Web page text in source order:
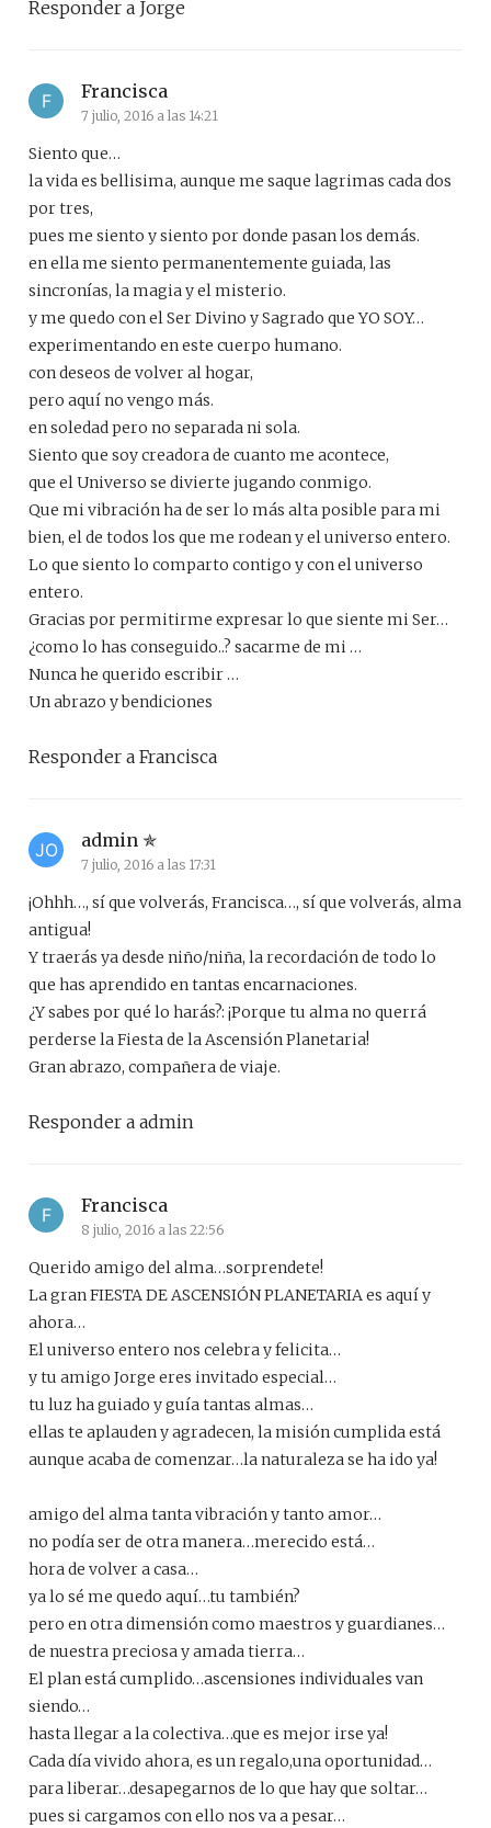
Responder a Jorge
Francisca
7 julio, 2016 a las 14:21
Siento que…
la vida es bellisima, aunque me saque lagrimas cada dos
por tres,
pues me siento y siento por donde pasan los demás.
en ella me siento permanentemente guiada, las
sincronías, la magia y el misterio.
y me quedo con el Ser Divino y Sagrado que YO SOY…
experimentando en este cuerpo humano.
con deseos de volver al hogar,
pero aquí no vengo más.
en soledad pero no separada ni sola.
Siento que soy creadora de cuanto me acontece,
que el Universo se divierte jugando conmigo.
Que mi vibración ha de ser lo más alta posible para mi
bien, el de todos los que me rodean y el universo entero.
Lo que siento lo comparto contigo y con el universo
entero.
Gracias por permitirme expresar lo que siente mi Ser…
¿como lo has conseguido..? sacarme de mi …
Nunca he querido escribir …
Un abrazo y bendiciones
Responder a Francisca
admin
7 julio, 2016 a las 17:31
¡Ohhh…, sí que volverás, Francisca…, sí que volverás, alma
antigua!
Y traerás ya desde niño/niña, la recordación de todo lo
que has aprendido en tantas encarnaciones.
¿Y sabes por qué lo harás?: ¡Porque tu alma no querrá
perderse la Fiesta de la Ascensión Planetaria!
Gran abrazo, compañera de viaje.
Responder a admin
Francisca
8 julio, 2016 a las 22:56
Querido amigo del alma…sorprendete!
La gran FIESTA DE ASCENSIÓN PLANETARIA es aquí y
ahora…
El universo entero nos celebra y felicita…
y tu amigo Jorge eres invitado especial…
tu luz ha guiado y guía tantas almas…
ellas te aplauden y agradecen, la misión cumplida está
aunque acaba de comenzar…la naturaleza se ha ido ya!
amigo del alma tanta vibración y tanto amor…
no podía ser de otra manera…merecido está…
hora de volver a casa…
ya lo sé me quedo aquí…tu también?
pero en otra dimensión como maestros y guardianes…
de nuestra preciosa y amada tierra…
El plan está cumplido…ascensiones individuales van
siendo…
hasta llegar a la colectiva…que es mejor irse ya!
Cada día vivido ahora, es un regalo,una oportunidad…
para liberar…desapegarnos de lo que hay que soltar…
pues si cargamos con ello nos va a pesar…